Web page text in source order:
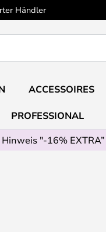
Händler
ACCESSOIRES
PROFESSIONAL
"-16% EXTRA”